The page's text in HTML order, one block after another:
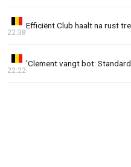
Efficiënt Club haalt na rust
22:38
'Clement vangt bot:
22:22